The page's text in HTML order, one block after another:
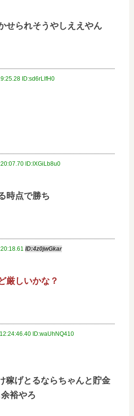
せられそうやしええやん
ID:sd6rLIfH0
ID:IXGiLb8u0
時点で勝ち
ID:4z0jwGkar
厳しいかな？
ID:waUhNQ410
稼げとるならちゃんと貯金
裕やろ